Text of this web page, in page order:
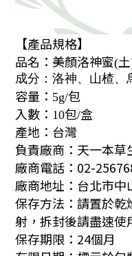
【產品規格】
品名：美顏洛神蜜(土
成分： 洛神、山楂、
容量： 5g/包
入數： 10包/盒
產地：台灣
負責廠商：天一本
廠商電話：02-
廠商地址：台北市
保存方法：請置於乾
射，拆封後請盡速使
保存期限：24個月